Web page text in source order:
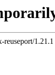
reuseport/1.21.1